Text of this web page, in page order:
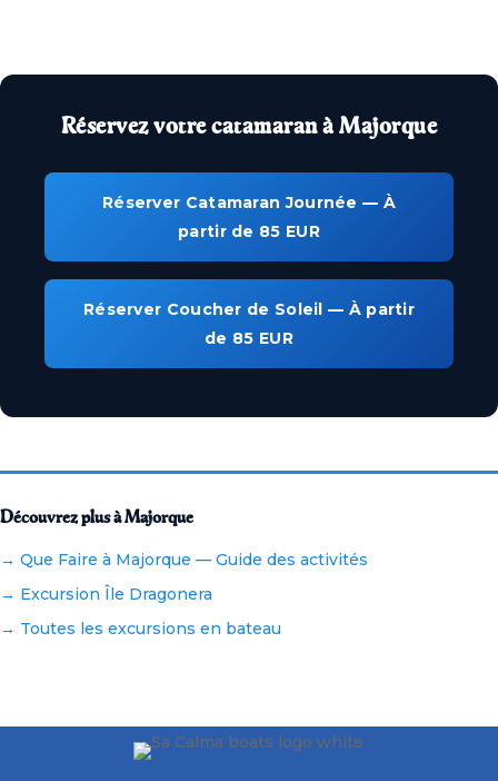
Réservez votre catamaran à Majorque
Réserver Catamaran Journée — À
partir de 85 EUR
Réserver Coucher de Soleil — À partir
de 85 EUR
Découvrez plus à Majorque
→ Que Faire à Majorque — Guide des activités
→ Excursion Île Dragonera
→ Toutes les excursions en bateau